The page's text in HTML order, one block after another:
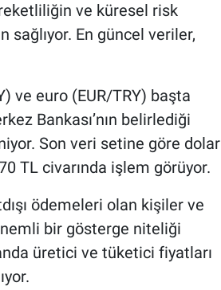
ve küresel risk
sağlıyor. En güncel veriler,
ve euro (EUR/TRY) başta
Bankası’nın belirlediği
Son veri setine göre dolar
TL civarında işlem görüyor.
ödemeleri olan kişiler ve
bir gösterge niteliği
üretici ve tüketici fiyatları